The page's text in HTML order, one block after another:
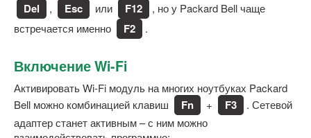
Del , Esc или F12
, но у Packard Bell чаще
встречается именно
F2 .
Включение Wi-Fi
Активировать Wi-Fi модуль на многих ноутбуках Packard
Bell можно комбинацией клавиш
Fn + F3
. Сетевой
адаптер станет активным – с ним можно